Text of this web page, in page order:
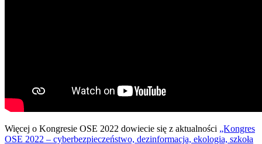
Więcej o Kongresie OSE 2022 dowiecie się z aktualności „Kongres
OSE 2022 – cyberbezpieczeństwo, dezinformacja, ekologia, szkoła